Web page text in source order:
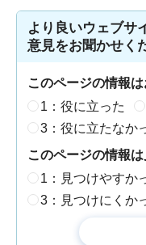
より良いウェブサ
意見をお聞かせく
このページの情報
1：役に立った
3：役に立たなか
このページの情報
1：見つけやすか
3：見つけにくか